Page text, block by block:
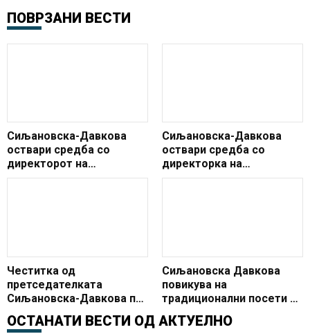
ПОВРЗАНИ ВЕСТИ
Сиљановска-Давкова
оствари средба со
директорот на
Агенцијата за
Сиљановска-Давкова
оствари средба со
директорка на
Меѓународниот семинар
Честитка од
претседателката
Сиљановска-Давкова по
повод празникот Свети
Сава
Сиљановска Давкова
повикува на
традиционални посети на
Треблинка во чест на
македонските Евреи
ОСТАНАТИ ВЕСТИ ОД АКТУЕЛНО